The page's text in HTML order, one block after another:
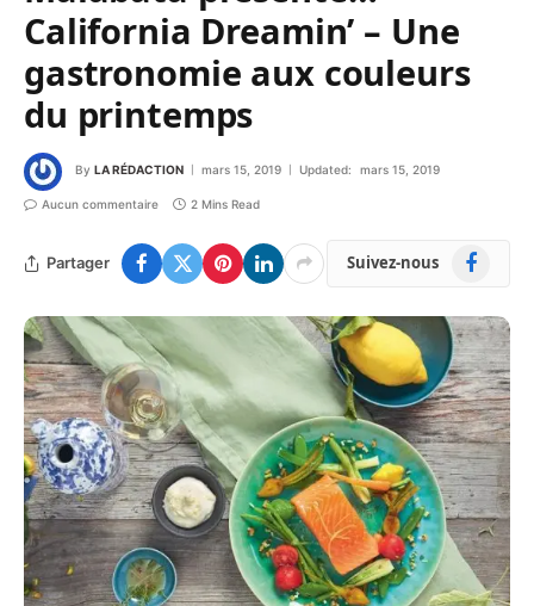
California Dreamin’ – Une
gastronomie aux couleurs
du printemps
By LA RÉDACTION mars 15, 2019 Updated: mars 15, 2019
Aucun commentaire 2 Mins Read
Partager Suivez-nous Facebook